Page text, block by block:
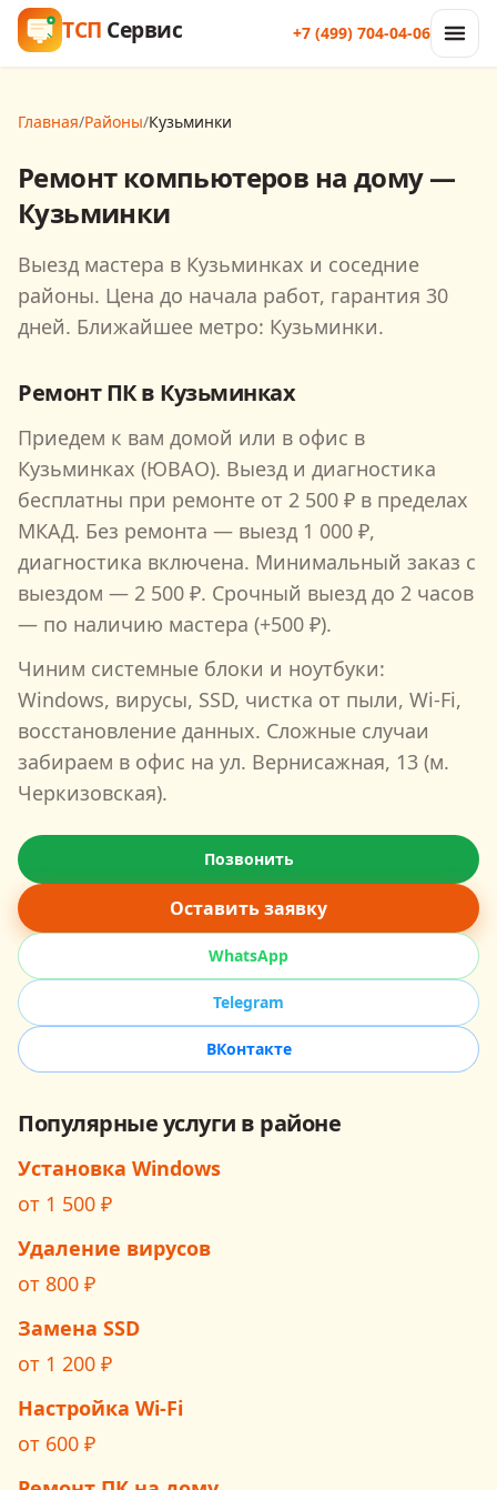
ТСП Сервис +7 (499) 704-04-06
Главная/Районы/Кузьминки
Ремонт компьютеров на дому —
Кузьминки
Выезд мастера в Кузьминках и соседние
районы. Цена до начала работ, гарантия 30
дней. Ближайшее метро: Кузьминки.
Ремонт ПК в Кузьминках
Приедем к вам домой или в офис в
Кузьминках (ЮВАО). Выезд и диагностика
бесплатны при ремонте от 2 500 ₽ в пределах
МКАД. Без ремонта — выезд 1 000 ₽,
диагностика включена. Минимальный заказ с
выездом — 2 500 ₽. Срочный выезд до 2 часов
— по наличию мастера (+500 ₽).
Чиним системные блоки и ноутбуки:
Windows, вирусы, SSD, чистка от пыли, Wi‑Fi,
восстановление данных. Сложные случаи
забираем в офис на ул. Вернисажная, 13 (м.
Черкизовская).
Позвонить
Оставить заявку
WhatsApp
Telegram
ВКонтакте
Популярные услуги в районе
Установка Windows
от 1 500 ₽
Удаление вирусов
от 800 ₽
Замена SSD
от 1 200 ₽
Настройка Wi‑Fi
от 600 ₽